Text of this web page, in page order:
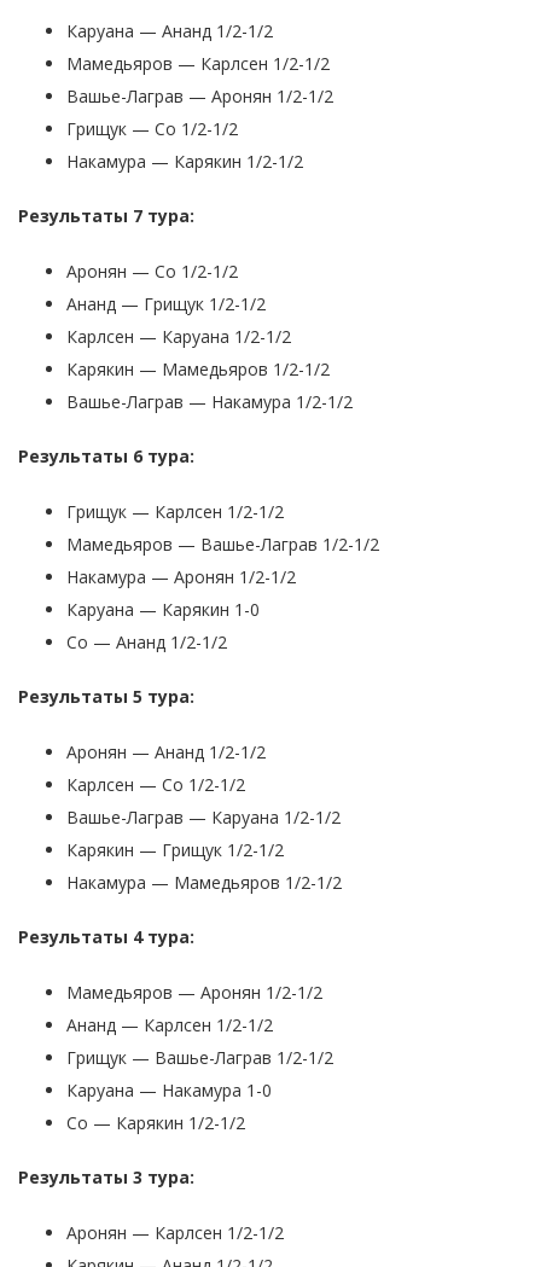
Каруана — Ананд 1/2-1/2
Мамедьяров — Карлсен 1/2-1/2
Вашье-Лаграв — Аронян 1/2-1/2
Грищук — Со 1/2-1/2
Накамура — Карякин 1/2-1/2
Результаты 7 тура:
Аронян — Со 1/2-1/2
Ананд — Грищук 1/2-1/2
Карлсен — Каруана 1/2-1/2
Карякин — Мамедьяров 1/2-1/2
Вашье-Лаграв — Накамура 1/2-1/2
Результаты 6 тура:
Грищук — Карлсен 1/2-1/2
Мамедьяров — Вашье-Лаграв 1/2-1/2
Накамура — Аронян 1/2-1/2
Каруана — Карякин 1-0
Со — Ананд 1/2-1/2
Результаты 5 тура:
Аронян — Ананд 1/2-1/2
Карлсен — Со 1/2-1/2
Вашье-Лаграв — Каруана 1/2-1/2
Карякин — Грищук 1/2-1/2
Накамура — Мамедьяров 1/2-1/2
Результаты 4 тура:
Мамедьяров — Аронян 1/2-1/2
Ананд — Карлсен 1/2-1/2
Грищук — Вашье-Лаграв 1/2-1/2
Каруана — Накамура 1-0
Со — Карякин 1/2-1/2
Результаты 3 тура:
Аронян — Карлсен 1/2-1/2